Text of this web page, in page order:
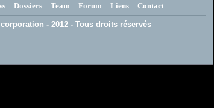
Dossiers Team Forum Liens Contact
- 2012 - Tous droits réservés